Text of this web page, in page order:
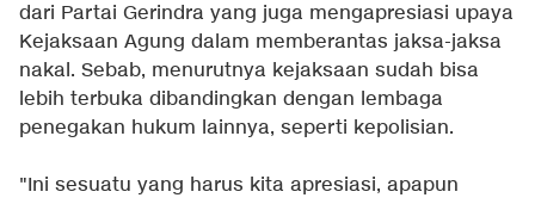
dari Partai Gerindra yang juga mengapresiasi upaya
Kejaksaan Agung dalam memberantas jaksa-jaksa
nakal. Sebab, menurutnya kejaksaan sudah bisa
lebih terbuka dibandingkan dengan lembaga
penegakan hukum lainnya, seperti kepolisian.
"Ini sesuatu yang harus kita apresiasi, apapun